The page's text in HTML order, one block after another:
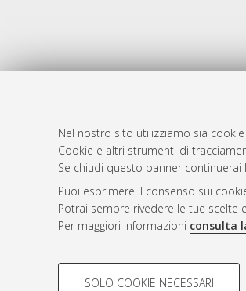
Nel nostro sito utilizziamo sia
Cookie e altri strumenti di
Se chiudi questo banner
Puoi esprimere il consenso sui
Potrai sempre rivedere le tue
Per maggiori informazioni consulta
COOKIE DI PROFILAZIONE -
SOLO COOKIE NECESSARI
Atom
Rss 1.0
Rss 2.0